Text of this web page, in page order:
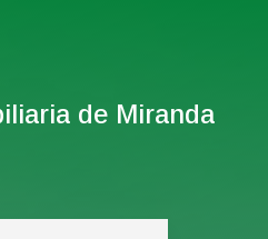
de Miranda